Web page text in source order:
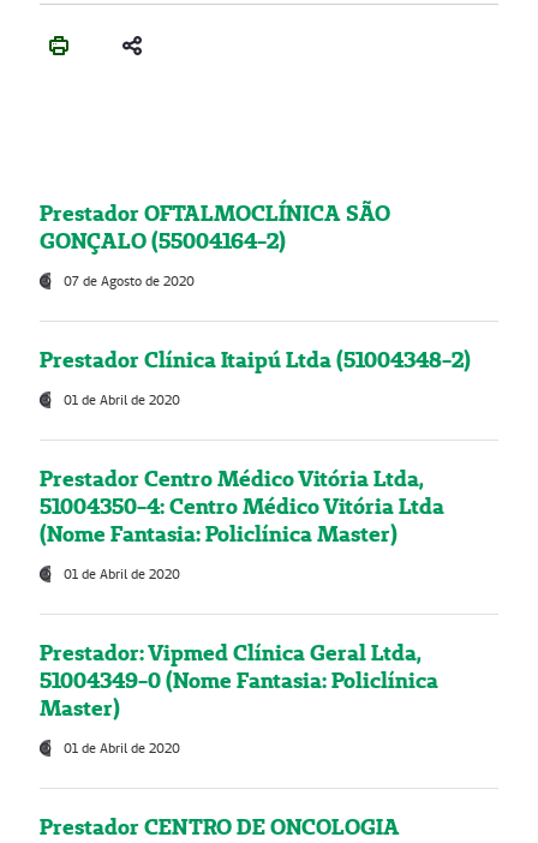
Prestador OFTALMOCLÍNICA SÃO
GONÇALO (55004164-2)
07 de Agosto de 2020
Prestador Clínica Itaipú Ltda (51004348-2)
01 de Abril de 2020
Prestador Centro Médico Vitória Ltda,
51004350-4: Centro Médico Vitória Ltda
(Nome Fantasia: Policlínica Master)
01 de Abril de 2020
Prestador: Vipmed Clínica Geral Ltda,
51004349-0 (Nome Fantasia: Policlínica
Master)
01 de Abril de 2020
Prestador CENTRO DE ONCOLOGIA